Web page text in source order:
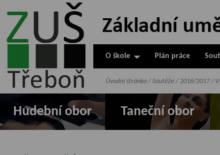
ZUŠ Třeboň -
Základní
umělecká škola
O škole Plán práce
Hudební obor Taneční obor
Úvodní stránka / Soutěže / 2016/2017/